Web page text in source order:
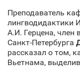
Преподаватель
лингводидактики
А.И. Герцена,
Санкт‑Петербурга
рассказал о том,
Вьетнама,